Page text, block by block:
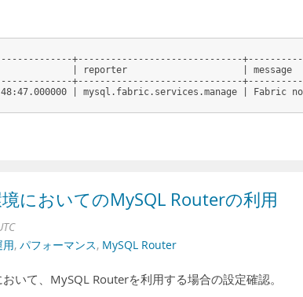
+------------------------------
| reporter                     |
+------------------------------
| mysql.fabric.services.manage |
においてのMySQL Routerの利用
用, パフォーマンス, MySQL Router
いて、MySQL Routerを利用する場合の設定確認。